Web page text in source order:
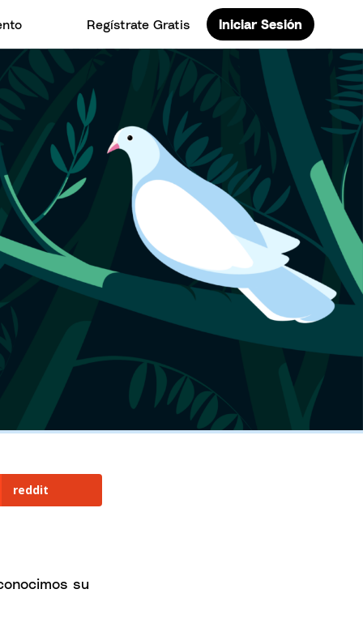
Regístrate Gratis Iniciar Sesión
reddit
su